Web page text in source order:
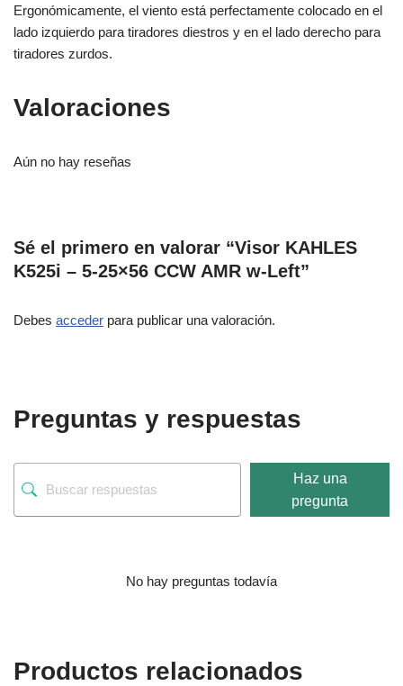
Ergonómicamente, el viento está perfectamente colocado en el
lado izquierdo para tiradores diestros y en el lado derecho para
tiradores zurdos.
Valoraciones
Aún no hay reseñas
Sé el primero en valorar “Visor KAHLES
K525i – 5-25×56 CCW AMR w-Left”
Debes acceder para publicar una valoración.
Preguntas y respuestas
Haz una
pregunta
No hay preguntas todavía
Productos relacionados